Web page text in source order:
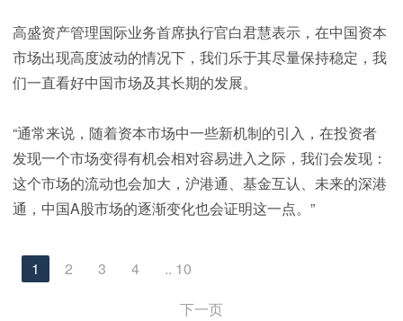
高盛资产管理国际业务首席执行官白君慧表示，在中国资本
市场出现高度波动的情况下，我们乐于其尽量保持稳定，我
们一直看好中国市场及其长期的发展。
“通常来说，随着资本市场中一些新机制的引入，在投资者
发现一个市场变得有机会相对容易进入之际，我们会发现：
这个市场的流动也会加大，沪港通、基金互认、未来的深港
通，中国A股市场的逐渐变化也会证明这一点。”
1 2 3 4
.. 10
下一页